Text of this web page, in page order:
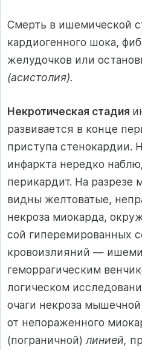
Смерть в ишемической
кардиогенного шо­ка,
желудочков или
(асистолия).
Некротическая стадия
развивается в кон­це
приступа стенокардии.
инфаркта нередко
перикардит. На
видны желтоватые,
некроза миокарда,
сой гиперемированных
кровоизлияний —
геморрагическим
логическом
очаги некроза
от непораженного
(пограничной) линией,